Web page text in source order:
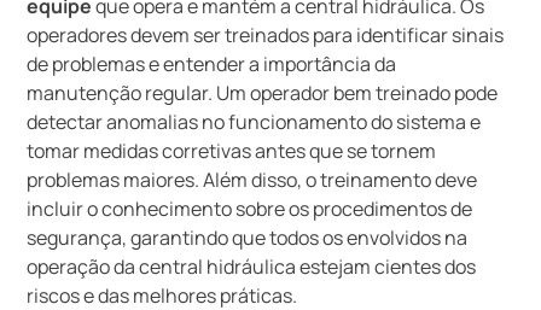
equipeque opera e mantém a central hidráulica. Os
operadores devem ser treinados para identificar sinais
de problemas e entender a importância da
manutenção regular. Um operador bem treinado pode
detectar anomalias no funcionamento do sistema e
tomar medidas corretivas antes que se tornem
problemas maiores. Além disso, o treinamento deve
incluir o conhecimento sobre os procedimentos de
segurança, garantindo que todos os envolvidos na
operação da central hidráulica estejam cientes dos
riscos e das melhores práticas.